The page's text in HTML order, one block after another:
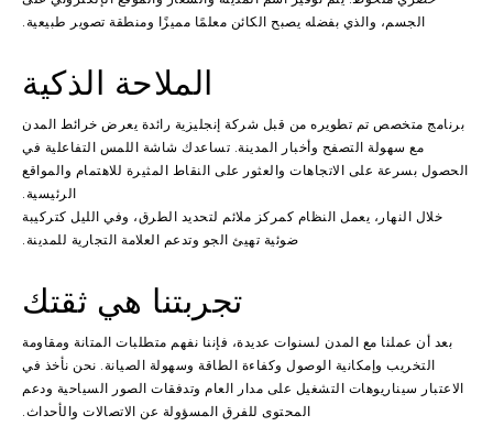
الجسم، والذي بفضله يصبح الكائن معلمًا مميزًا ومنطقة تصوير طبيعية.
الملاحة الذكية
برنامج متخصص تم تطويره من قبل شركة إنجليزية رائدة يعرض خرائط المدن
مع سهولة التصفح وأخبار المدينة. تساعدك شاشة اللمس التفاعلية في
الحصول بسرعة على الاتجاهات والعثور على النقاط المثيرة للاهتمام والمواقع
الرئيسية.
خلال النهار، يعمل النظام كمركز ملائم لتحديد الطرق، وفي الليل كتركيبة
ضوئية تهيئ الجو وتدعم العلامة التجارية للمدينة.
تجربتنا هي ثقتك
بعد أن عملنا مع المدن لسنوات عديدة، فإننا نفهم متطلبات المتانة ومقاومة
التخريب وإمكانية الوصول وكفاءة الطاقة وسهولة الصيانة. نحن نأخذ في
الاعتبار سيناريوهات التشغيل على مدار العام وتدفقات الصور السياحية ودعم
المحتوى للفرق المسؤولة عن الاتصالات والأحداث.